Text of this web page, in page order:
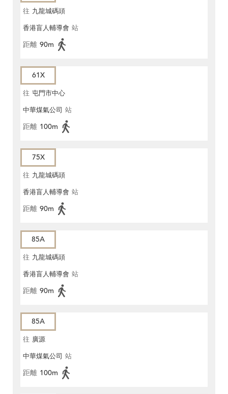
往 九龍城碼頭
香港盲人輔導會 站
距離 90m
61X
往 屯門市中心
中華煤氣公司 站
距離 100m
75X
往 九龍城碼頭
香港盲人輔導會 站
距離 90m
85A
往 九龍城碼頭
香港盲人輔導會 站
距離 90m
85A
往 廣源
中華煤氣公司 站
距離 100m